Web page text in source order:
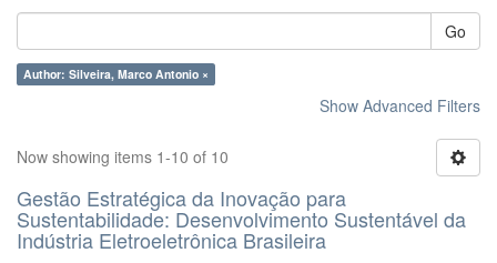
Go
Author: Silveira, Marco Antonio ×
Show Advanced Filters
Now showing items 1-10 of 10
Gestão Estratégica da Inovação para
Sustentabilidade: Desenvolvimento Sustentável da
Indústria Eletroeletrônica Brasileira